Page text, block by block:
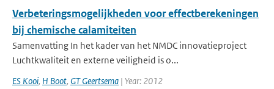
Verbeteringsmogelijkheden voor effectberekeningen
bij chemische calamiteiten
Samenvatting In het kader van het NMDC innovatieproject
Luchtkwaliteit en externe veiligheid is o...
ES Kooi, H Boot, GT Geertsema | Year: 2012